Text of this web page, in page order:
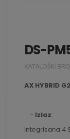
DS-
KATALOŠKI
AX HYBRID
- Izlaz:
Integrisana 4